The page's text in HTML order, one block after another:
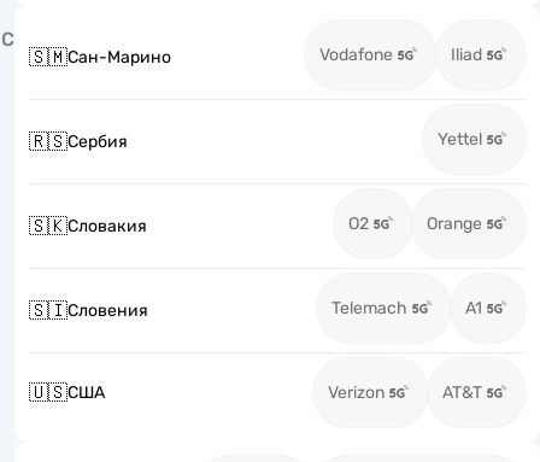
С
🇸🇲Сан-Марино Vodafone Iliad
🇷🇸Сербия Yettel
🇸🇰Словакия O2 Orange
🇸🇮Словения Telemach A1
🇺🇸США Verizon AT&T